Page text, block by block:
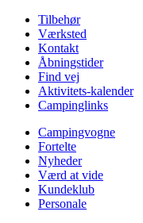
Tilbehør
Værksted
Kontakt
Åbningstider
Find vej
Aktivitets-kalender
Campinglinks
Campingvogne
Fortelte
Nyheder
Værd at vide
Kundeklub
Personale